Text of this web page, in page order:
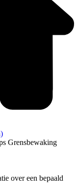
Grensbewaking
over een bepaald